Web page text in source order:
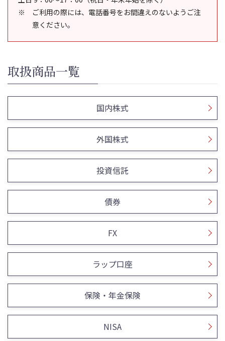
ご利用の際には、電話番号をお間違えのないようご注
意ください。
取扱商品一覧
国内株式
外国株式
投資信託
債券
FX
ラップ口座
保険・年金保険
NISA